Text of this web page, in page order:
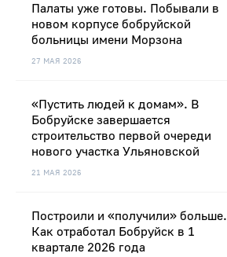
27 МАЯ 2026
Палаты уже готовы. Побывали в
новом корпусе бобруйской
больницы имени Морзона
21 МАЯ 2026
«Пустить людей к домам». В
Бобруйске завершается
строительство первой очереди
нового участка Ульяновской
Построили и «получили» больше.
Как отработал Бобруйск в 1
квартале 2026 года